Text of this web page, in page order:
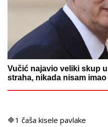
Vučić najavio veliki skup
straha, nikada nisam
🔷1 čaša kisele pavlake